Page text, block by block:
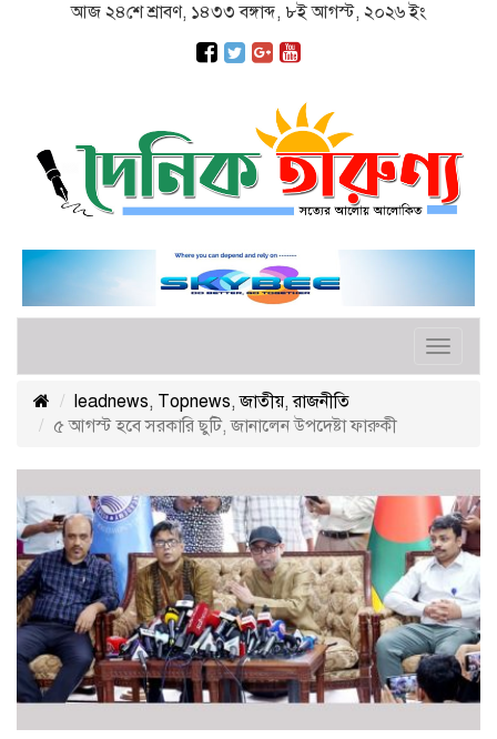
আজ ২৪শে শ্রাবণ, ১৪৩৩ বঙ্গাব্দ, ৮ই আগস্ট, ২০২৬ ইং
Toggle
leadnews, Topnews,জাতীয়,রাজনীতি
৫ আগস্ট হবে সরকারি ছুটি, জানালেন উপদেষ্টা ফারুকী